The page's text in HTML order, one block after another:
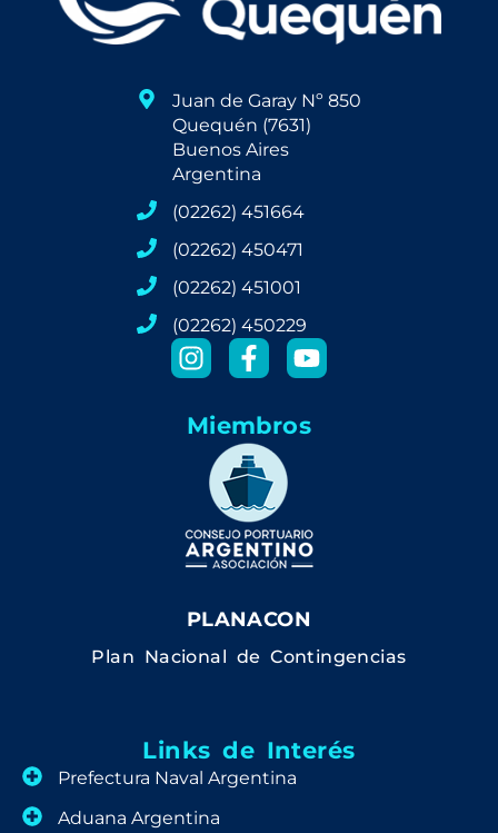
Juan de Garay Nº 850
Quequén (7631)
Buenos Aires
Argentina
(02262) 451664
(02262) 450471
(02262) 451001
(02262) 450229
Miembros
PLANACON
Plan Nacional de Contingencias
Links de Interés
Prefectura Naval Argentina
Aduana Argentina